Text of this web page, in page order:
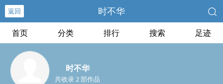
返回 时不华
首页 分类 排行 搜索 足迹
时不华
共收录 2 部作品